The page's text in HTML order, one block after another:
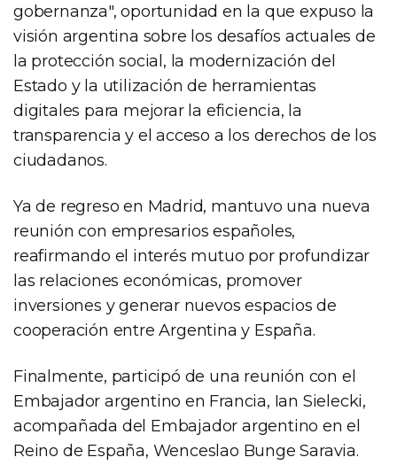
gobernanza", oportunidad en la que expuso la
visión argentina sobre los desafíos actuales de
la protección social, la modernización del
Estado y la utilización de herramientas
digitales para mejorar la eficiencia, la
transparencia y el acceso a los derechos de los
ciudadanos.
Ya de regreso en Madrid, mantuvo una nueva
reunión con empresarios españoles,
reafirmando el interés mutuo por profundizar
las relaciones económicas, promover
inversiones y generar nuevos espacios de
cooperación entre Argentina y España.
Finalmente, participó de una reunión con el
Embajador argentino en Francia, Ian Sielecki,
acompañada del Embajador argentino en el
Reino de España, Wenceslao Bunge Saravia.